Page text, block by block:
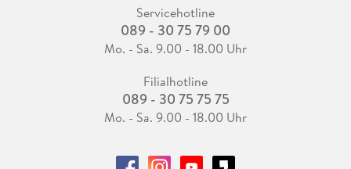
Servicehotline
089 - 30 75 79 00
Mo. - Sa. 9.00 - 18.00 Uhr
Filialhotline
089 - 30 75 75 75
Mo. - Sa. 9.00 - 18.00 Uhr